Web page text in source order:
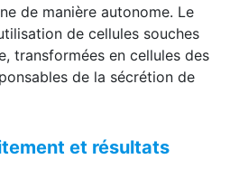
de manière autonome. Le
de cellules souches
transformées en cellules des
de la sécrétion de
et résultats